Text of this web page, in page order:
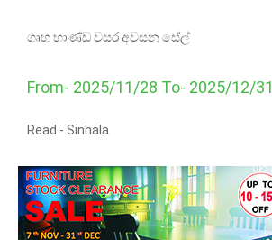
ගෘහ භාණ්ඩ වසර අවසන සේල්
From- 2025/11/28 To- 2025/12/31
Read - Sinhala